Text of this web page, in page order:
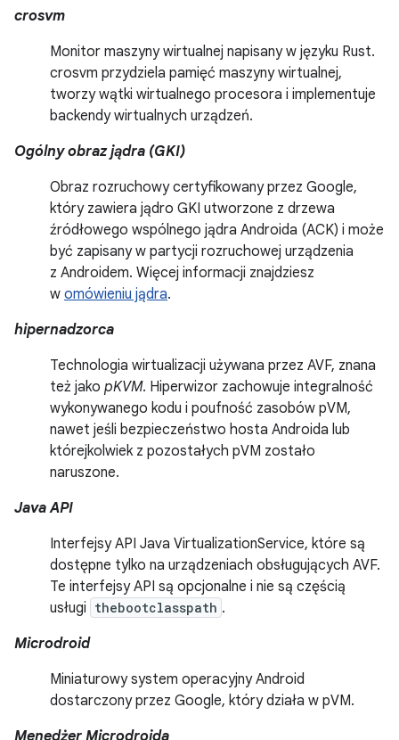
crosvm
Monitor maszyny wirtualnej napisany w języku Rust.
crosvm przydziela pamięć maszyny wirtualnej,
tworzy wątki wirtualnego procesora i implementuje
backendy wirtualnych urządzeń.
Ogólny obraz jądra (GKI)
Obraz rozruchowy certyfikowany przez Google,
który zawiera jądro GKI utworzone z drzewa
źródłowego wspólnego jądra Androida (ACK) i może
być zapisany w partycji rozruchowej urządzenia
z Androidem. Więcej informacji znajdziesz
w omówieniu jądra.
hipernadzorca
Technologia wirtualizacji używana przez AVF, znana
też jako pKVM. Hiperwizor zachowuje integralność
wykonywanego kodu i poufność zasobów pVM,
nawet jeśli bezpieczeństwo hosta Androida lub
którejkolwiek z pozostałych pVM zostało
naruszone.
Java API
Interfejsy API Java VirtualizationService, które są
dostępne tylko na urządzeniach obsługujących AVF.
Te interfejsy API są opcjonalne i nie są częścią
usługi thebootclasspath .
Microdroid
Miniaturowy system operacyjny Android
dostarczony przez Google, który działa w pVM.